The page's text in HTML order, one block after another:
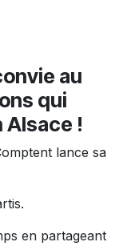
au
qui
Alsace !
lance sa
en partageant